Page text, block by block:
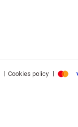
| Cookies policy |